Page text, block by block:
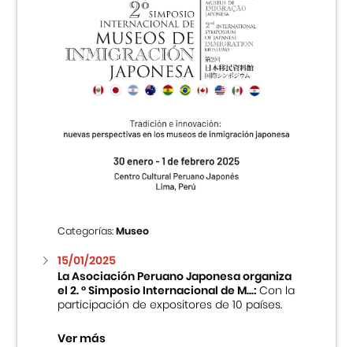
Categorías:Museo
15/01/2025
La Asociación Peruano Japonesa organiza
el 2. ° Simposio Internacional de M...:Con la
participación de expositores de 10 países.
Ver más